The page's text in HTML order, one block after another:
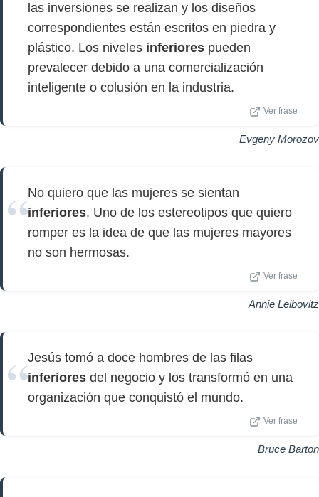
las inversiones se realizan y los diseños
correspondientes están escritos en piedra y
plástico. Los niveles inferiores pueden
prevalecer debido a una comercialización
inteligente o colusión en la industria.
Ver frase
Evgeny Morozov
No quiero que las mujeres se sientan
inferiores. Uno de los estereotipos que quiero
romper es la idea de que las mujeres mayores
no son hermosas.
Ver frase
Annie Leibovitz
Jesús tomó a doce hombres de las filas
inferiores del negocio y los transformó en una
organización que conquistó el mundo.
Ver frase
Bruce Barton